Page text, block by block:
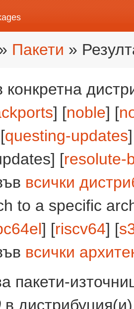
Пакети »
] [noble] [
questing-updates
[resolute-
всички
to a specific
] [riscv64] [
всички
пакети-
в